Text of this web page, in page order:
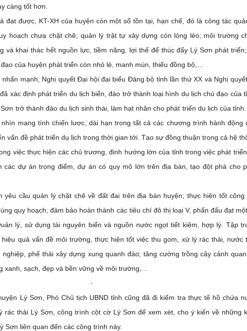
càng tốt hơn.
đạt được, KT-XH của huyện còn một số tồn tại, hạn chế, đó là công tác
hoạch chưa chặt chẽ; quản lý trật tự xây dựng còn lỏng lẻo; môi trường
và khai thác hết nguồn lực, tiềm năng, lợi thế để thúc đẩy Lý Sơn phát
của huyện phát triển còn nhỏ lẻ, manh mún, thiếu đồng bộ,…
nhấn mạnh, Nghị quyết Đại hội đại biểu Đảng bộ tỉnh lần thứ XX và Nghị
xác định phát triển du lịch biển, đảo trở thành loại hình du lịch chủ đạo của
trở thành đảo du lịch sinh thái, làm hạt nhân cho phát triển du lịch của
mang tính chiến lược, dài hạn trong tất cả các chương trình hành động
vấn đề phát triển dụ lịch trong thời gian tới. Tạo sự đồng thuận trong cả hệ
việc thực hiện các chủ trương, đinh hướng lớn của tỉnh trong việc phát
các dự án trọng điểm, dự án có quy mô lớn trên địa bàn, tạo đột phá cho
yêu cầu quản lý chặt chẽ về đất đai trên địa bàn huyện; thực hiện tốt công
quy hoạch; đảm bảo hoàn thành các tiêu chí đô thị loại V, phấn đấu đạt
lý, sử dụng tài nguyên biển và nguồn nước ngọt tiết kiệm, hợp lý. Tập
hiệu quả vấn đề môi trường, thực hiện tốt việc thu gom, xử lý rác thải, nước
nghiệp, phế thải xây dựng xung quanh đảo; tăng cường trồng cây cảnh
xanh, sạch, đẹp và bền vững về môi trường,…
Lý Sơn, Phó Chủ tịch UBND tỉnh cũng đã đi kiểm tra thực tế hồ chứa
rác thải Lý Sơn, công trình cột cờ Lý Sơn để xem xét, cho ý kiến về những
Sơn liên quan đến các công trình này.